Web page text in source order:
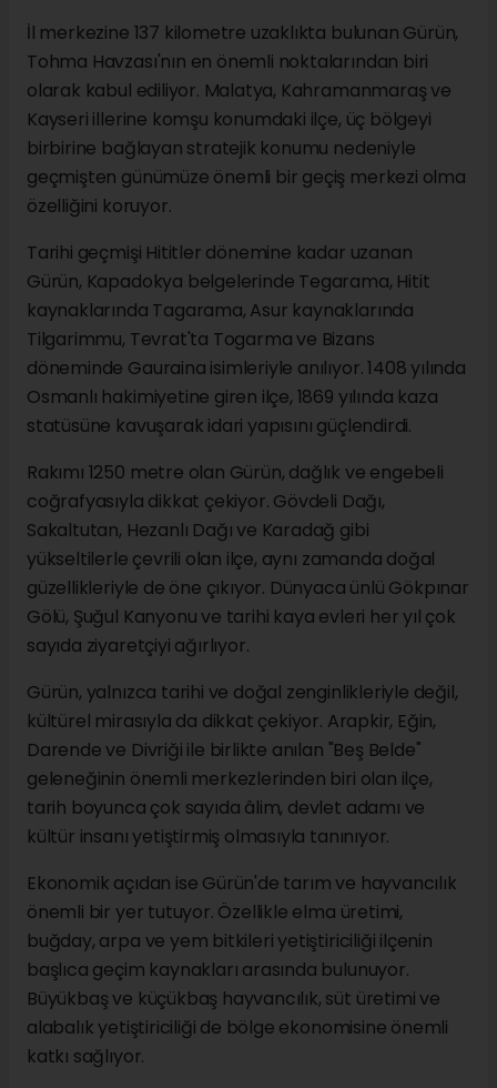
İl merkezine 137 kilometre uzaklıkta bulunan Gürün,
Tohma Havzası'nın en önemli noktalarından biri
olarak kabul ediliyor. Malatya, Kahramanmaraş ve
Kayseri illerine komşu konumdaki ilçe, üç bölgeyi
birbirine bağlayan stratejik konumu nedeniyle
geçmişten günümüze önemli bir geçiş merkezi olma
özelliğini koruyor.
Tarihi geçmişi Hititler dönemine kadar uzanan
Gürün, Kapadokya belgelerinde Tegarama, Hitit
kaynaklarında Tagarama, Asur kaynaklarında
Tilgarimmu, Tevrat'ta Togarma ve Bizans
döneminde Gauraina isimleriyle anılıyor. 1408 yılında
Osmanlı hakimiyetine giren ilçe, 1869 yılında kaza
statüsüne kavuşarak idari yapısını güçlendirdi.
Rakımı 1250 metre olan Gürün, dağlık ve engebeli
coğrafyasıyla dikkat çekiyor. Gövdeli Dağı,
Sakaltutan, Hezanlı Dağı ve Karadağ gibi
yükseltilerle çevrili olan ilçe, aynı zamanda doğal
güzellikleriyle de öne çıkıyor. Dünyaca ünlü Gökpınar
Gölü, Şuğul Kanyonu ve tarihi kaya evleri her yıl çok
sayıda ziyaretçiyi ağırlıyor.
Gürün, yalnızca tarihi ve doğal zenginlikleriyle değil,
kültürel mirasıyla da dikkat çekiyor. Arapkir, Eğin,
Darende ve Divriği ile birlikte anılan "Beş Belde"
geleneğinin önemli merkezlerinden biri olan ilçe,
tarih boyunca çok sayıda âlim, devlet adamı ve
kültür insanı yetiştirmiş olmasıyla tanınıyor.
Ekonomik açıdan ise Gürün'de tarım ve hayvancılık
önemli bir yer tutuyor. Özellikle elma üretimi,
buğday, arpa ve yem bitkileri yetiştiriciliği ilçenin
başlıca geçim kaynakları arasında bulunuyor.
Büyükbaş ve küçükbaş hayvancılık, süt üretimi ve
alabalık yetiştiriciliği de bölge ekonomisine önemli
katkı sağlıyor.